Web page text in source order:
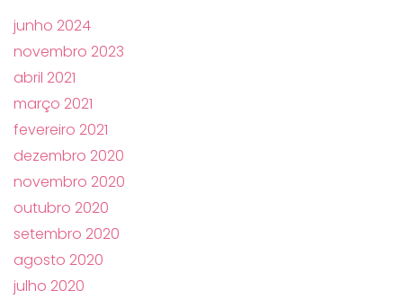
junho 2024
novembro 2023
abril 2021
março 2021
fevereiro 2021
dezembro 2020
novembro 2020
outubro 2020
setembro 2020
agosto 2020
julho 2020